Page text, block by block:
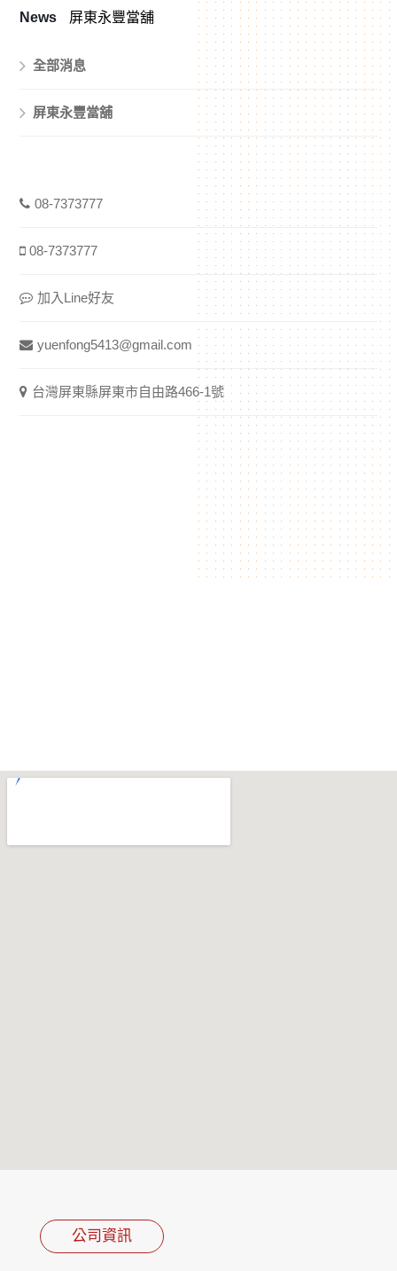
News 屏東永豐當舖
全部消息
屏東永豐當舖
08-7373777
08-7373777
加入Line好友
yuenfong5413@gmail.com
台灣屏東縣屏東市自由路466-1號
公司資訊